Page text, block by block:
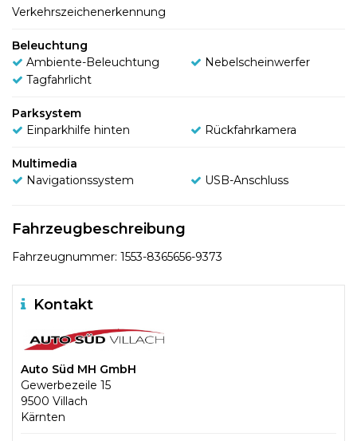
Verkehrszeichenerkennung
Beleuchtung
Ambiente-Beleuchtung
Nebelscheinwerfer
Tagfahrlicht
Parksystem
Einparkhilfe hinten
Rückfahrkamera
Multimedia
Navigationssystem
USB-Anschluss
Fahrzeugbeschreibung
Fahrzeugnummer: 1553-8365656-9373
Kontakt
Auto Süd MH GmbH
Gewerbezeile 15
9500 Villach
Kärnten